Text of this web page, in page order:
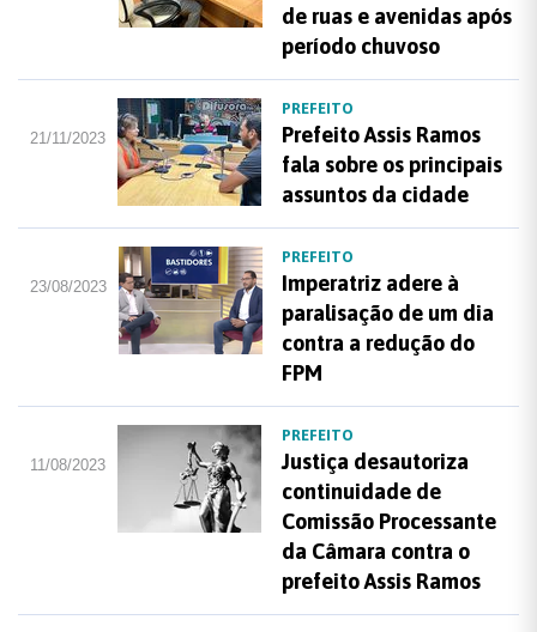
de ruas e avenidas após
período chuvoso
21/11/2023
PREFEITO
Prefeito Assis Ramos
fala sobre os principais
assuntos da cidade
23/08/2023
PREFEITO
Imperatriz adere à
paralisação de um dia
contra a redução do
FPM
11/08/2023
PREFEITO
Justiça desautoriza
continuidade de
Comissão Processante
da Câmara contra o
prefeito Assis Ramos